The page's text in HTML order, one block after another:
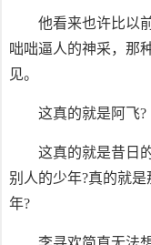
他看来也许比以
咄咄逼人的神采，那
见。
这真的就是阿飞?
这真的就是昔日
别人的少年?真的就
年?